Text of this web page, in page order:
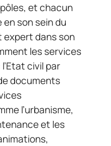
et chacun
en son sein du
expert dans son
les services
civil par
documents
l’urbanisme,
et les